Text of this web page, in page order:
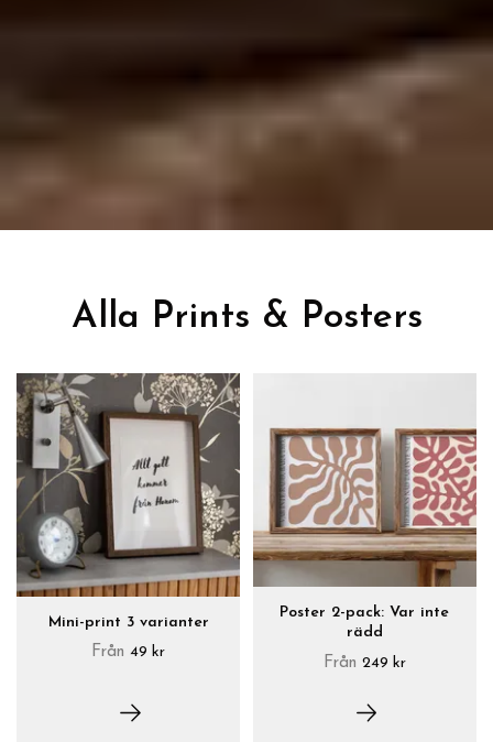
Alla Prints & Posters
Mini-print 3 varianter
Från 49 kr
Poster 2-pack: Var inte
rädd
Från 249 kr